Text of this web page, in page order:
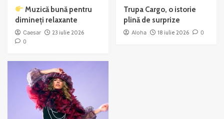
Muzică bună pentru
dimineți relaxante
Caesar
23 iulie 2026
0
Trupa Cargo, o istorie
plină de surprize
Aloha 18 iulie 2026 0